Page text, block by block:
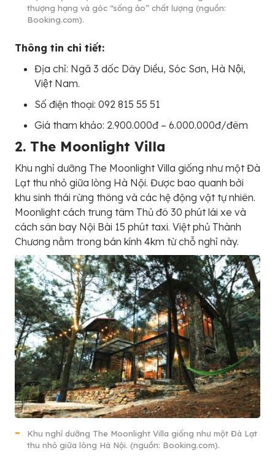
thượng hạng và góc “sống ảo” chất lượng (nguồn:
Booking.com).
Thông tin chi tiết:
Địa chỉ: Ngã 3 dốc Dây Diều, Sóc Sơn, Hà Nội,
Việt Nam.
Số điện thoại: 092 815 55 51
Giá tham khảo: 2.900.000đ – 6.000.000đ/đêm
2. The Moonlight Villa
Khu nghỉ dưỡng The Moonlight Villa giống như một Đà
Lạt thu nhỏ giữa lòng Hà Nội. Được bao quanh bởi
khu sinh thái rừng thông và các hệ động vật tự nhiên.
Moonlight cách trung tâm Thủ đô 30 phút lái xe và
cách sân bay Nội Bài 15 phút taxi. Việt phủ Thành
Chương nằm trong bán kính 4km từ chỗ nghỉ này.
Khu nghỉ dưỡng The Moonlight Villa giống như một Đà Lạt
thu nhỏ giữa lòng Hà Nội. (nguồn: Booking.com).